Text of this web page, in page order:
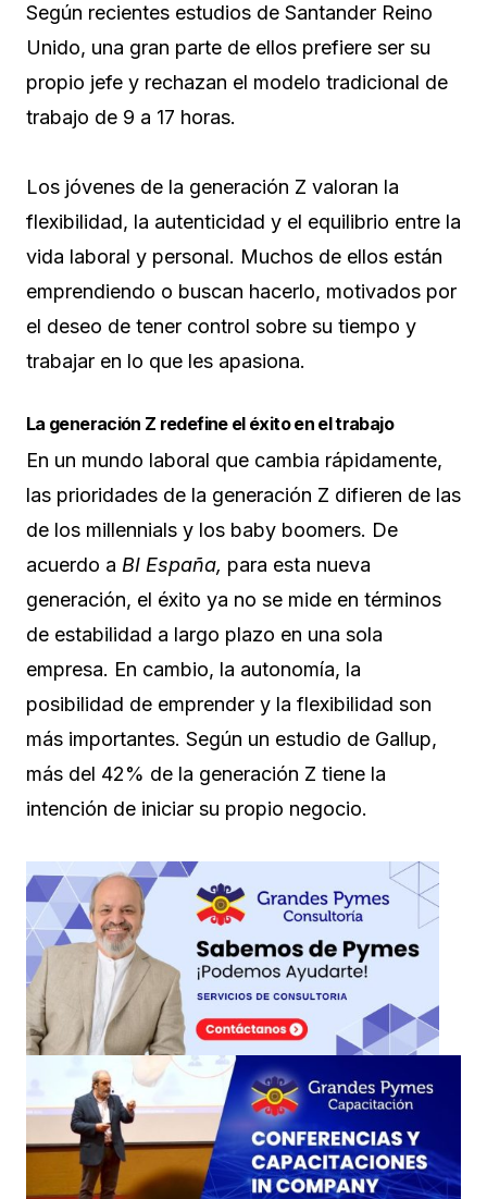
Según recientes estudios de Santander Reino
Unido, una gran parte de ellos prefiere ser su
propio jefe y rechazan el modelo tradicional de
trabajo de 9 a 17 horas.
Los jóvenes de la generación Z valoran la
flexibilidad, la autenticidad y el equilibrio entre la
vida laboral y personal. Muchos de ellos están
emprendiendo o buscan hacerlo, motivados por
el deseo de tener control sobre su tiempo y
trabajar en lo que les apasiona.
La generación Z redefine el éxito en el trabajo
En un mundo laboral que cambia rápidamente,
las prioridades de la generación Z difieren de las
de los millennials y los baby boomers. De
acuerdo a BI España, para esta nueva
generación, el éxito ya no se mide en términos
de estabilidad a largo plazo en una sola
empresa. En cambio, la autonomía, la
posibilidad de emprender y la flexibilidad son
más importantes. Según un estudio de Gallup,
más del 42% de la generación Z tiene la
intención de iniciar su propio negocio.